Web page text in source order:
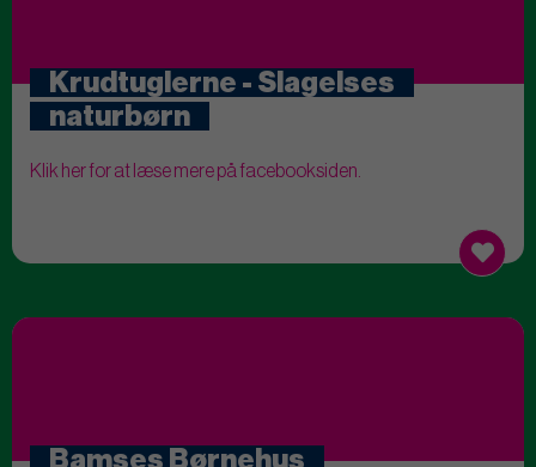
Krudtuglerne - Slagelses
naturbørn
Klik her for at læse mere på facebooksiden.
Bamses Børnehus